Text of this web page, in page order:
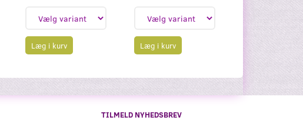
Læg i kurv Læg i kurv
TILMELD NYHEDSBREV